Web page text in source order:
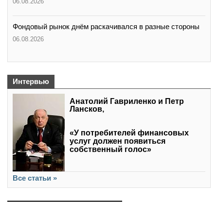
Фондовый рынок днём раскачивался в разные стороны
06.08.2026
Интервью
Анатолий Гавриленко и Петр
Лансков,
«У потребителей финансовых
услуг должен появиться
собственный голос»
Все статьи »